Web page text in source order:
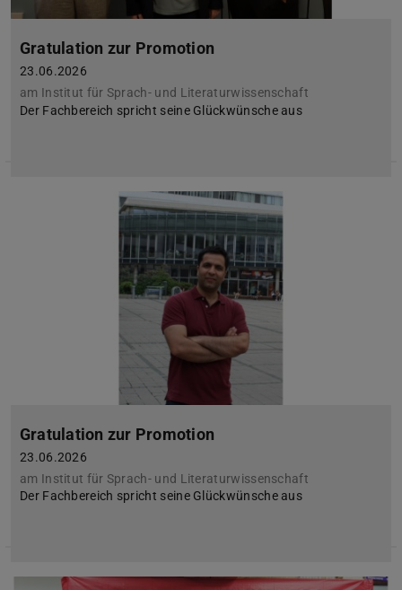
Gratulation zur Promotion
23.06.2026
am Institut für Sprach- und Literaturwissenschaft
Der Fachbereich spricht seine Glückwünsche aus
Gratulation zur Promotion
23.06.2026
am Institut für Sprach- und Literaturwissenschaft
Der Fachbereich spricht seine Glückwünsche aus